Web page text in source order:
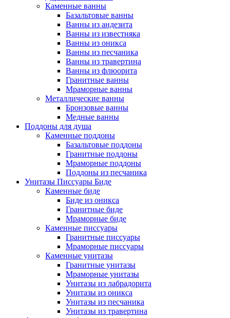
Каменные ванны
Базальтовые ванны
Ванны из андезита
Ванны из известняка
Ванны из оникса
Ванны из песчаника
Ванны из травертина
Ванны из флюорита
Гранитные ванны
Мраморные ванны
Металлические ванны
Бронзовые ванны
Медные ванны
Поддоны для душа
Каменные поддоны
Базальтовые поддоны
Гранитные поддоны
Мраморные поддоны
Поддоны из песчаника
Унитазы Писсуары Биде
Каменные биде
Биде из оникса
Гранитные биде
Мраморные биде
Каменные писсуары
Гранитные писсуары
Мраморные писсуары
Каменные унитазы
Гранитные унитазы
Мраморные унитазы
Унитазы из лабрадорита
Унитазы из оникса
Унитазы из песчаника
Унитазы из травертина